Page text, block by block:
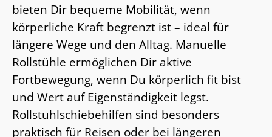
bieten Dir bequeme Mobilität, wenn
körperliche Kraft begrenzt ist – ideal für
längere Wege und den Alltag. Manuelle
Rollstühle ermöglichen Dir aktive
Fortbewegung, wenn Du körperlich fit bist
und Wert auf Eigenständigkeit legst.
Rollstuhlschiebehilfen sind besonders
praktisch für Reisen oder bei längeren